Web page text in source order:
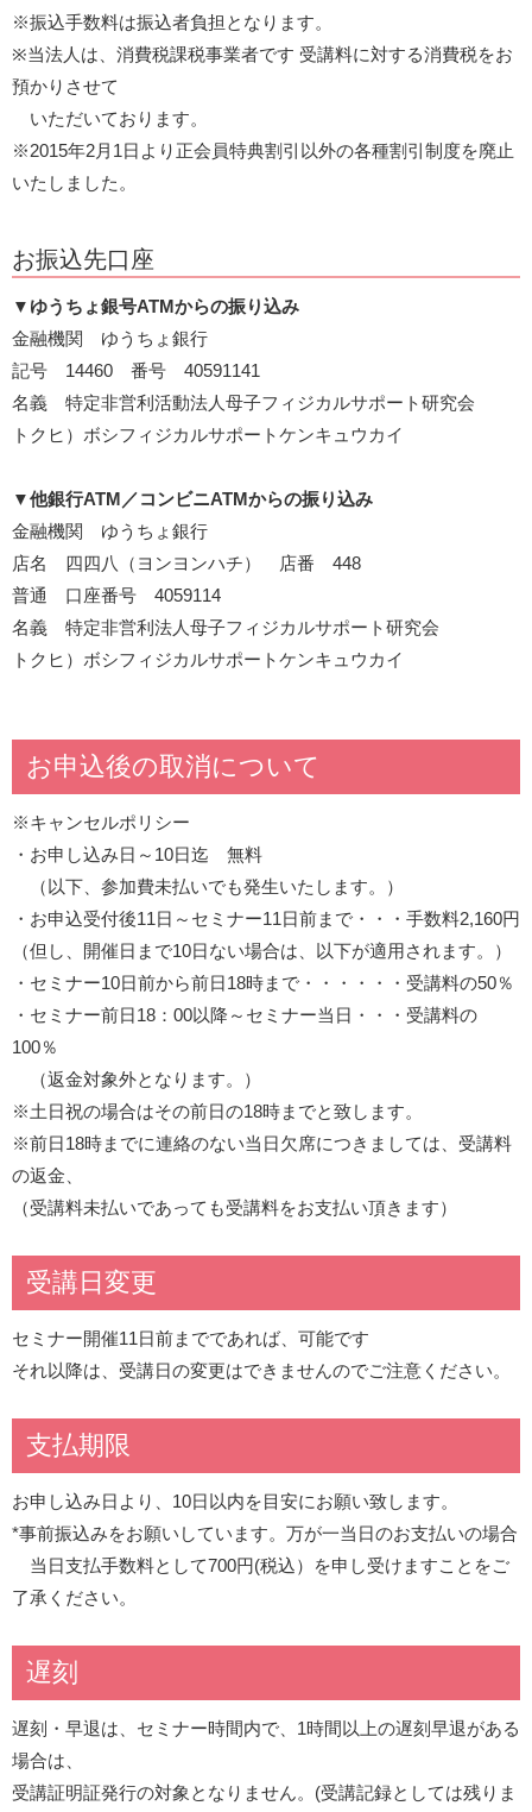
※振込手数料は振込者負担となります。
※当法人は、消費税課税事業者です 受講料に対する消費税をお
預かりさせて
いただいております。
※2015年2月1日より正会員特典割引以外の各種割引制度を廃止
いたしました。
お振込先口座
▼ ゆうちょ銀号ATMからの振り込み
金融機関 ゆうちょ銀行
記号 14460 番号 40591141
名義 特定非営利活動法人母子フィジカルサポート研究会
トクヒ）ボシフィジカルサポートケンキュウカイ
▼他銀行ATM／コンビニATMからの振り込み
金融機関 ゆうちょ銀行
店名 四四八（ヨンヨンハチ） 店番 448
普通 口座番号 4059114
名義 特定非営利法人母子フィジカルサポート研究会
トクヒ）ボシフィジカルサポートケンキュウカイ
お申込後の取消について
※キャンセルポリシー
・お申し込み日～10日迄 無料
（以下、参加費未払いでも発生いたします。）
・お申込受付後11日～セミナー11日前まで・・・手数料2,160円
（但し、開催日まで10日ない場合は、以下が適用されます。）
・セミナー10日前から前日18時まで・・・・・・受講料の50％
・セミナー前日18：00以降～セミナー当日・・・受講料の
100％
（返金対象外となります。）
※土日祝の場合はその前日の18時までと致します。
※前日18時までに連絡のない当日欠席につきましては、受講料
の返金、
（受講料未払いであっても受講料をお支払い頂きます）
受講日変更
セミナー開催11日前までであれば、可能です
それ以降は、受講日の変更はできませんのでご注意ください。
支払期限
お申し込み日より、10日以内を目安にお願い致します。
*事前振込みをお願いしています。万が一当日のお支払いの場合
当日支払手数料として700円(税込）を申し受けますことをご
了承ください。
遅刻
遅刻・早退は、セミナー時間内で、1時間以上の遅刻早退がある
場合は、
受講証明証発行の対象となりません。(受講記録としては残りま